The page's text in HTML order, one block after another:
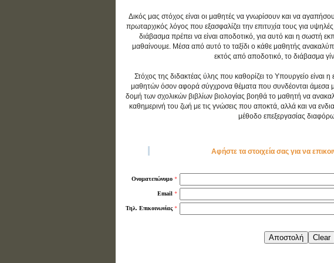
Δικός μας στόχος είναι οι μαθητές να γνωρίσουν και να
πρωταρχικός λόγος που εξασφαλίζει την επιτυχία τους για υψηλές
διάβασμα πρέπει να είναι αποδοτικό, για αυτό και η σωστή
μαθαίνουμε. Μέσα από αυτό το ταξίδι ο κάθε μαθητής
εκτός από αποδοτικό, το διάβασμα
Στόχος της διδακτέας ύλης που καθορίζει το Υπουργείο είναι
μαθητών όσον αφορά σύγχρονα θέματα που συνδέονται άμεσα
δομή των σχολικών βιβλίων βιολογίας βοηθά το μαθητή να
καθημερινή του ζωή με τις γνώσεις που αποκτά, αλλά και να
μέθοδο επεξεργασίας
Αφήστε τα στοιχεία σας για να
Ονοματεπώνυμο *
Email *
Τηλ. Επικοινωνίας *